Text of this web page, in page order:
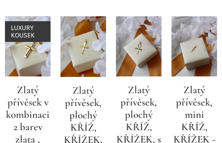
Zlatý
přívěsek v
kombinaci
2 barev
zlata ,
LUXURY
KOUSEK
Zlatý
přívěsek,
plochý
KŘÍŽ,
KŘÍŽEK,
Zlatý
přívěsek,
plochý
KŘÍŽ,
KŘÍŽEK, s
Zlatý
přívěsek,
mini
KŘÍŽ,
KŘÍŽEK -